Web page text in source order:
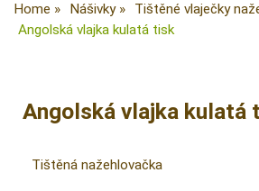
Home Nášivky Tištěné vlaječky
Angolská vlajka kulatá tisk
Angolská vlajka kulatá
Tištěná nažehlovačka